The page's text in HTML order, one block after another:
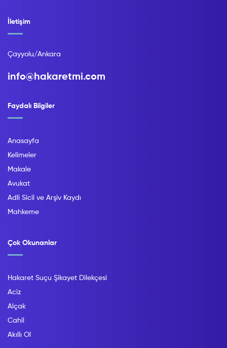
Faydalı Bilgiler
Anasayfa
Kelimeler
Makale
Avukat
Adli Sicil ve Arşiv Kaydı
Mahkeme
Çok Okunanlar
Hakaret Suçu Şikayet Dilekçesi
Aciz
Alçak
Cahil
Akıllı Ol
İletişim
Çayyolu/Ankara
info@hakaretmi.com